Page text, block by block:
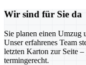
Wir sind für Sie da
Sie planen einen Umzug
Unser erfahrenes Team
letzten Karton zur Seite
termingerecht.